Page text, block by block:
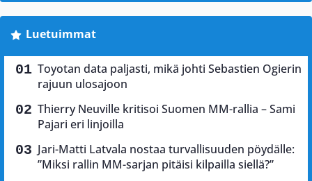
Luetuimmat
Toyotan data paljasti, mikä johti Sebastien Ogierin
rajuun ulosajoon
Thierry Neuville kritisoi Suomen MM-rallia – Sami
Pajari eri linjoilla
Jari-Matti Latvala nostaa turvallisuuden pöydälle:
”Miksi rallin MM-sarjan pitäisi kilpailla siellä?”